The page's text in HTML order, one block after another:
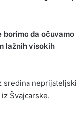
borimo da očuvamo
lažnih visokih
sredina neprijateljski
Švajcarske.